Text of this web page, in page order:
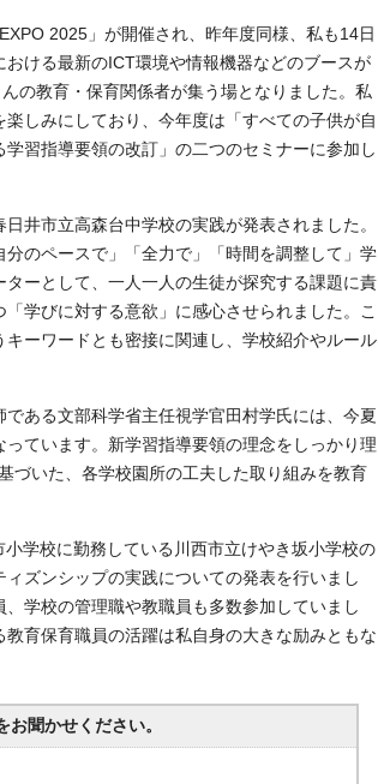
2025」が開催され、昨年度同様、私も14日
ける最新のICT環境や情報機器などのブースが
の教育・保育関係者が集う場となりました。私
しみにしており、今年度は「すべての子供が自
習指導要領の改訂」の二つのセミナーに参加し
井市立高森台中学校の実践が発表されました。
のペースで」「全力で」「時間を調整して」学
ーとして、一人一人の生徒が探究する課題に責
学びに対する意欲」に感心させられました。こ
ーワードとも密接に関連し、学校紹介やルール
ある文部科学省主任視学官田村学氏には、今夏
ています。新学習指導要領の理念をしっかり理
づいた、各学校園所の工夫した取り組みを教育
学校に勤務している川西市立けやき坂小学校の
ズンシップの実践についての発表を行いまし
学校の管理職や教職員も多数参加していまし
育保育職員の活躍は私自身の大きな励みともな
聞かせください。